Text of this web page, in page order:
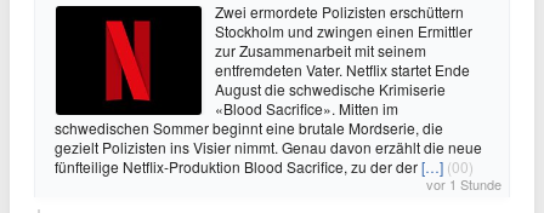
Zwei ermordete Polizisten erschüttern
Stockholm und zwingen einen Ermittler
zur Zusammenarbeit mit seinem
entfremdeten Vater. Netflix startet Ende
August die schwedische Krimiserie
«Blood Sacrifice». Mitten im
schwedischen Sommer beginnt eine brutale Mordserie, die
gezielt Polizisten ins Visier nimmt. Genau davon erzählt die neue
fünfteilige Netflix-Produktion Blood Sacrifice, zu der der[…] (00)
vor 1 Stunde